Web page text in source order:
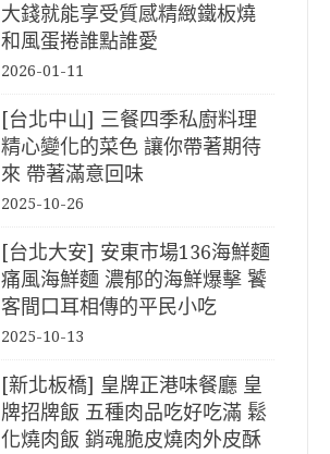
大錢就能享受質感精緻鐵板燒
和風蛋捲誰點誰愛
2026-01-11
[台北中山] 三餐四季私廚料理
精心變化的菜色 讓你帶著期待
來 帶著滿意回味
2025-10-26
[台北大安] 安東市場136海鮮麵
痛風海鮮麵 濃郁的海鮮爆擊 饕
客間口耳相傳的平民小吃
2025-10-13
[新北板橋] 皇牌正港味餐廳 皇
牌招牌飯 五種肉品吃好吃滿 鬆
化燒肉飯 銷魂脆皮燒肉外皮酥